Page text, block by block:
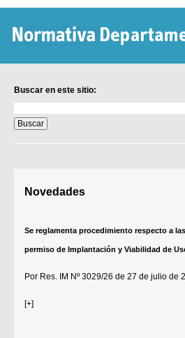
Buscar en este sitio:
en
este
sitio:
Novedades
Se reglamenta procedimiento respecto a
permiso de Implantación y Viabilidad de
Por Res. IM Nº 3029/26 de 27 de julio de
[+]